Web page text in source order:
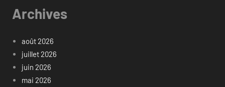
Archives
août 2026
juillet 2026
juin 2026
mai 2026